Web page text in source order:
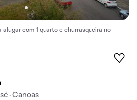
alugar com 1 quarto e churrasqueira no
· Canoas